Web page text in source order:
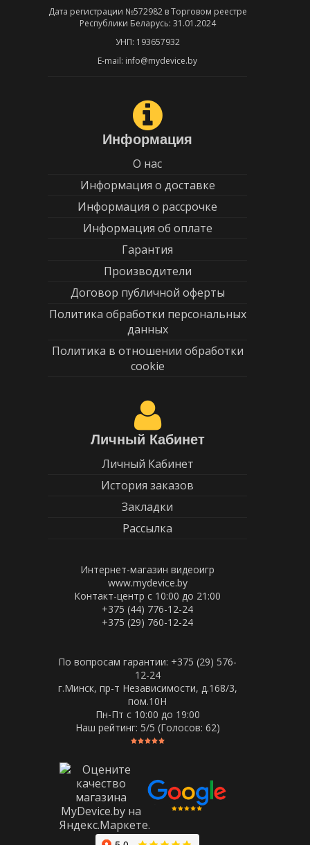
Дата регистрации №572982 в Торговом реестре
Республики Беларусь: 31.01.2024
УНП: 193657932
E-mail: info@mydevice.by
Информация
О нас
Информация о доставке
Информация о рассрочке
Информация об оплате
Гарантия
Производители
Договор публичной оферты
Политика обработки персональных
данных
Политика в отношении обработки
cookie
Личный Кабинет
Личный Кабинет
История заказов
Закладки
Рассылка
Интернет-магазин видеоигр
www.mydevice.by
Контакт-центр с 10:00 до 21:00
+375 (44) 776-12-24
+375 (29) 760-12-24
По вопросам гарантии: +375 (29) 576-
12-24
г.Минск, пр-т Независимости, д.168/3,
пом.10Н
Пн-Пт c 10:00 до 19:00
Наш рейтинг: 5/5 (Голосов: 62)